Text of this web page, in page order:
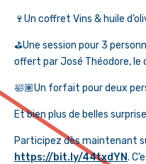
🍷Un coffret Vins & huile
⛳️Une session pour 3
offert par José Théodore, le
🛀🏽Un forfait pour deux
Et bien plus de belles
Participez dès maintenant
https://bit.ly/44txdYN.